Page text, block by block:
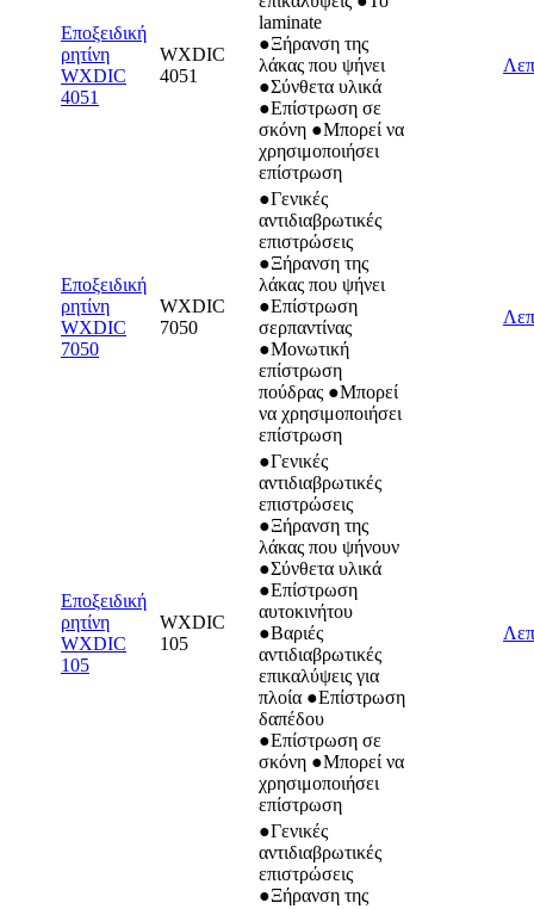
Εποξειδική
ρητίνη
WXDIC
4051
WXDIC
4051
laminate
●Ξήρανση της
λάκας που ψήνει
●Σύνθετα υλικά
●Επίστρωση σε
σκόνη ●Μπορεί να
χρησιμοποιήσει
επίστρωση
Εποξειδική
ρητίνη
WXDIC
7050
WXDIC
7050
●Γενικές
αντιδιαβρωτικές
επιστρώσεις
●Ξήρανση της
λάκας που ψήνει
●Επίστρωση
σερπαντίνας
●Μονωτική
επίστρωση
πούδρας ●Μπορεί
να χρησιμοποιήσει
επίστρωση
Εποξειδική
ρητίνη
WXDIC
105
WXDIC
105
●Γενικές
αντιδιαβρωτικές
επιστρώσεις
●Ξήρανση της
λάκας που ψήνουν
●Σύνθετα υλικά
●Επίστρωση
αυτοκινήτου
●Βαριές
αντιδιαβρωτικές
επικαλύψεις για
πλοία ●Επίστρωση
δαπέδου
●Επίστρωση σε
σκόνη ●Μπορεί να
χρησιμοποιήσει
επίστρωση
●Γενικές
αντιδιαβρωτικές
επιστρώσεις
●Ξήρανση της